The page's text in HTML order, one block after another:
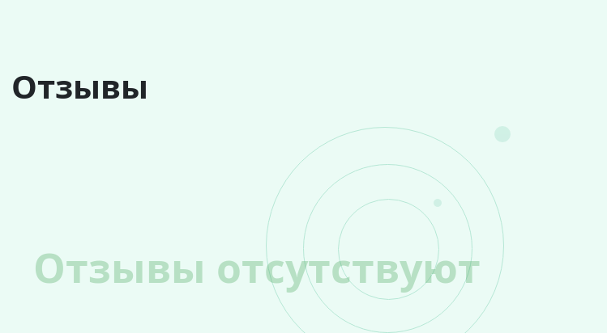
Отзывы
Отзывы отсутствуют